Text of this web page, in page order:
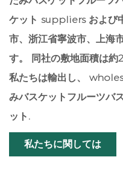
ケット suppliersおよび
市、浙江省寧波市、上海
す。 同社の敷地面積は約
私たちは輸出し、
みバスケットフルーツバ
ット .
私たちに関しては